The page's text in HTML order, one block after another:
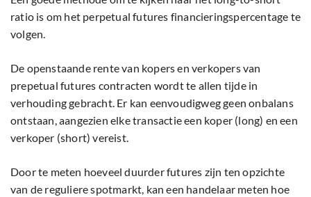
ratio is om het perpetual futures financieringspercentage te
volgen.
De openstaande rente van kopers en verkopers van
prepetual futures contracten wordt te allen tijde in
verhouding gebracht. Er kan eenvoudigweg geen onbalans
ontstaan, aangezien elke transactie een koper (long) en een
verkoper (short) vereist.
Door te meten hoeveel duurder futures zijn ten opzichte
van de reguliere spotmarkt, kan een handelaar meten hoe